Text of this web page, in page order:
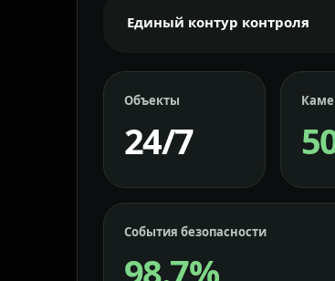
Единый контур контроля
Объекты
24/7
События безопасности